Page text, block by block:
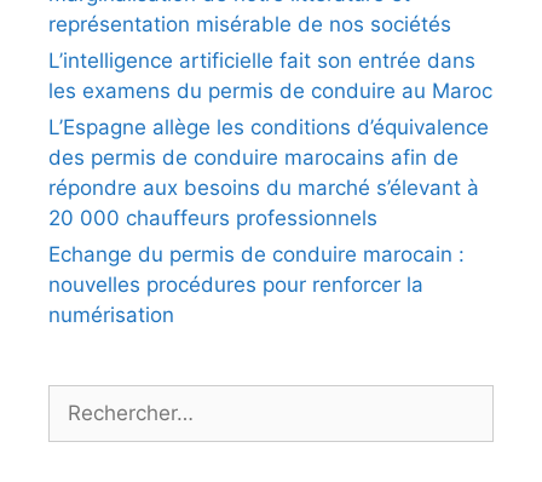
représentation misérable de nos sociétés
L’intelligence artificielle fait son entrée dans
les examens du permis de conduire au Maroc
L’Espagne allège les conditions d’équivalence
des permis de conduire marocains afin de
répondre aux besoins du marché s’élevant à
20 000 chauffeurs professionnels
Echange du permis de conduire marocain :
nouvelles procédures pour renforcer la
numérisation